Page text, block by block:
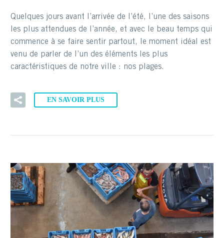
Quelques jours avant l’arrivée de l’été, l’une des saisons
les plus attendues de l’année, et avec le beau temps qui
commence à se faire sentir partout, le moment idéal est
venu de parler de l’un des éléments les plus
caractéristiques de notre ville : nos plages.
EN SAVOIR PLUS